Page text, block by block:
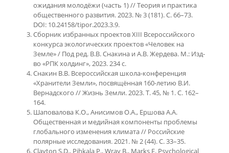
ожидания молодёжи (часть 1) // Теория и практика
общественного развития. 2023. № 3 (181). С. 66–73.
DOI: 10.24158/tipor.2023.3.9.
Сборник избранных проектов XIII Всероссийского
конкурса экологических проектов «Человек на
Земле» / Под ред. В.В. Снакина и А.В. Жердева. М.: Изд-
во «РПК холдинг», 2023. 234 с.
Снакин В.В. Всероссийская школа-конференция
«Хранители Земли», посвящённая 160-летию В.И.
Вернадского // Жизнь Земли. 2023. Т. 45, № 1. С. 162–
164.
Шаповалова К.О., Анисимов О.А., Ершова А.А.
Общественная и медийная компоненты проблемы
глобального изменения климата // Российские
полярные исследования. 2021. № 2 (44). С. 33–35.
Clayton S.D., Pihkala P., Wray B., Marks E. Psychological